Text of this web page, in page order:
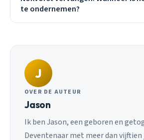
te ondernemen?
J
OVER DE AUTEUR
Jason
Ik ben Jason, een geboren en
Deventenaar met meer dan